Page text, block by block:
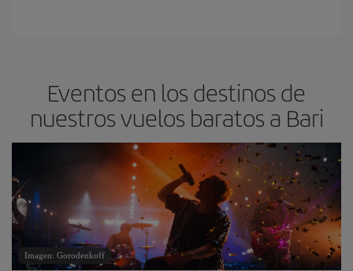
Eventos en los destinos de
nuestros vuelos baratos a Bari
Imagen: Gorodenkoff